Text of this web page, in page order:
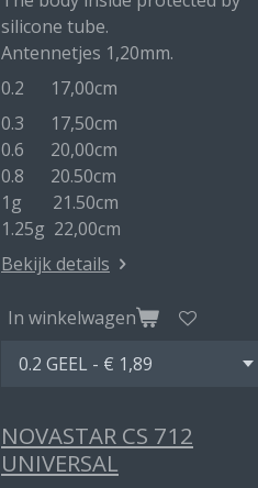
silicone tube.
Antennetjes 1,20mm.
0.2 17,00cm
0.3 17,50cm
0.6 20,00cm
0.8 20.50cm
1g 21.50cm
1.25g 22,00cm
Bekijk details
In winkelwagen
NOVASTAR CS 712
UNIVERSAL